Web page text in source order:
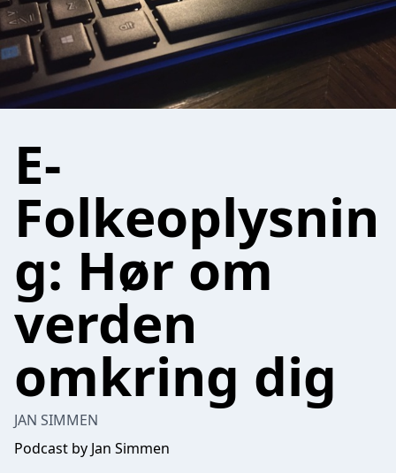
E-
Folkeoplysnin
g: Hør om
verden
omkring dig
JAN SIMMEN
Podcast by Jan Simmen